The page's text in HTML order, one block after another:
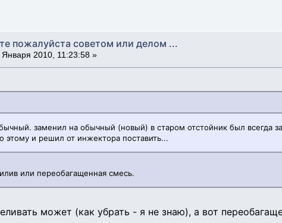
пожалуйста советом или делом ...
Января 2010, 11:23:58 »
заменил на обычный (новый) в старом отстойник был всегда
этому и решил от инжектора поставить...
или переобагащенная смесь.
может (как убрать - я не знаю), а вот